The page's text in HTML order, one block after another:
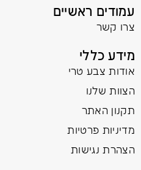
עמודים ראשיים
צרו קשר
מידע כללי
אודות צבע טרי
הצוות שלנו
תקנון האתר
מדיניות פרטיות
הצהרת נגישות